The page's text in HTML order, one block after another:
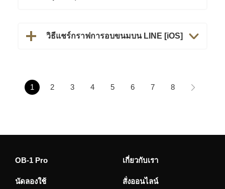
วิธีแชร์กราฟการอบขนมบน LINE [iOS]
1 2 3 4 5 6 7 8
OB-1 Pro เกี่ยวกับเรา
นัดลองใช้ สั่งออนไลน์